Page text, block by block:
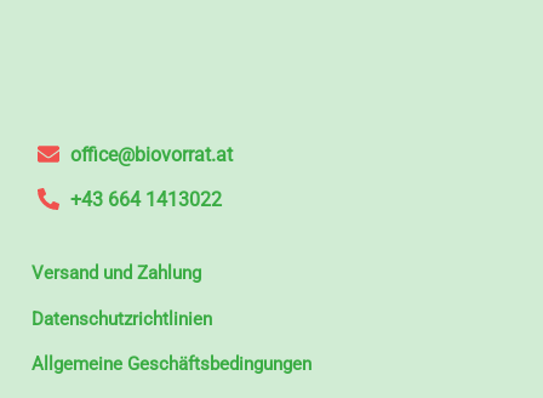
office@biovorrat.at
+43 664 1413022
Versand und Zahlung
Datenschutzrichtlinien
Allgemeine Geschäftsbedingungen